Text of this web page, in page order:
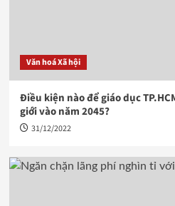
Văn hoá Xã hội
Điều kiện nào để giáo dục
giới vào năm 2045?
31/12/2022